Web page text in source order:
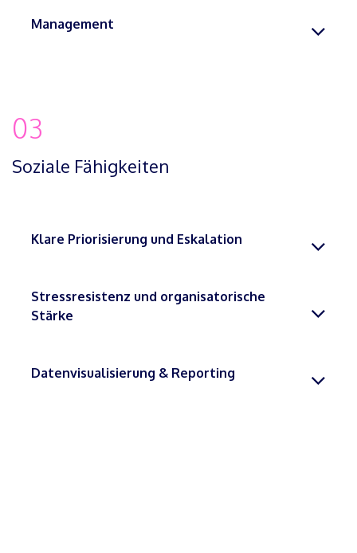
Management
03
Soziale Fähigkeiten
Klare Priorisierung und Eskalation
Stressresistenz und organisatorische
Stärke
Datenvisualisierung & Reporting